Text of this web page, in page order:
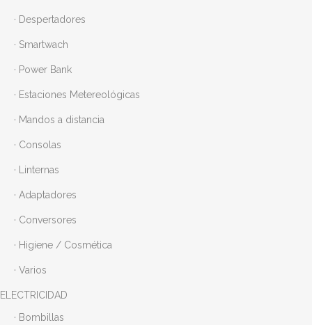
· Despertadores
· Smartwach
· Power Bank
· Estaciones Metereológicas
· Mandos a distancia
· Consolas
· Linternas
· Adaptadores
· Conversores
· Higiene / Cosmética
· Varios
ELECTRICIDAD
· Bombillas